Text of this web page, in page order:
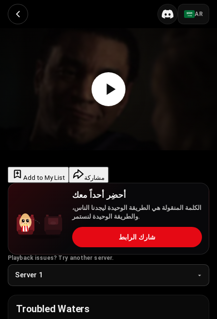
AR
Add to My List مشاركة
أحضِر أحداً معك
الكلمة المنقولة هي الطريقة الوحيدة ليجدنا الناس،
والطريقة الوحيدة لنستمر.
شارك الرابط
Playback issues? Try another server.
Troubled Waters